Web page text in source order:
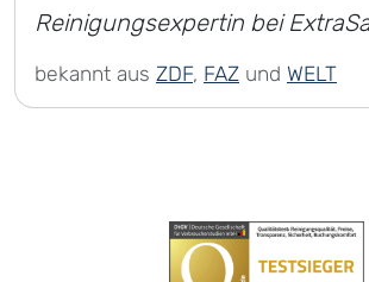
Reinigungsexpertin bei
bekannt aus ZDF, FAZ und WELT